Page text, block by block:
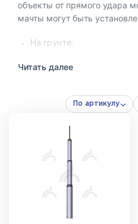
объекты от прямого удара
мачты могут быть
На грунте;
На фасаде здания.
Стержневой молниеотвод
конструкцию, включающую
(элементы заземления в
типа грунта).
Мачта – основное изделие,
Читать далее
По артикулу